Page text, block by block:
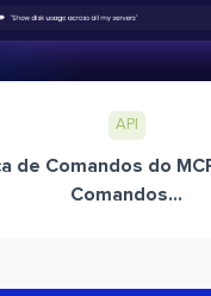
API
de Comandos do
Comandos...